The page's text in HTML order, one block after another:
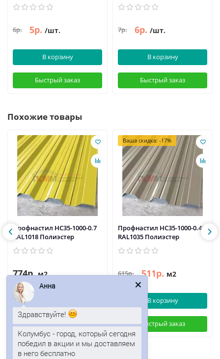
6р. 5р. /шт.
В корзину
Быстрый заказ
7р. 6р. /шт.
В корзину
Быстрый заказ
Похожие товары
Профнастил НС35-1000-0.7
RAL1018 Полиэстер
774р. м2
Быстрый заказ
Ваша скидка: -17%
Профнастил НС35-1000-0.45
RAL1035 Полиэстер
615р. 511р. м2
В корзину
Быстрый заказ
Анна
Здравствуйте!
Колумбус - город, который сегодня
победил в акции и мы доставляем
в него бесплатно